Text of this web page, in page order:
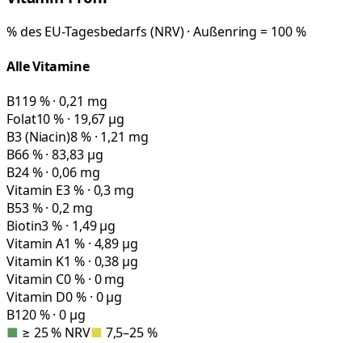
% des EU-Tagesbedarfs (NRV) · Außenring = 100 %
Alle Vitamine
B119 % · 0,21 mg
Folat10 % · 19,67 µg
B3 (Niacin)8 % · 1,21 mg
B66 % · 83,83 µg
B24 % · 0,06 mg
Vitamin E3 % · 0,3 mg
B53 % · 0,2 mg
Biotin3 % · 1,49 µg
Vitamin A1 % · 4,89 µg
Vitamin K1 % · 0,38 µg
Vitamin C0 % · 0 mg
Vitamin D0 % · 0 µg
B120 % · 0 µg
■ ≥ 25 % NRV■ 7,5–25 %